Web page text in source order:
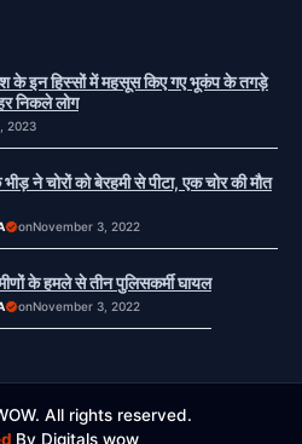
के इन हिस्सों में महसूस किए गए भूकंप के तगड़े
निकले लोग
2023
ने चोरों को बेरहमी से पीटा, एक चोर की मौत
onNovember 3, 2022
के हमले से तीन पुलिसकर्मी घायल
onNovember 3, 2022
All rights reserved.
By Digitals wow